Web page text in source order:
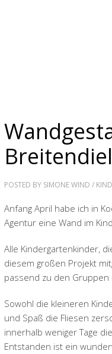
Breitendiel
POSTED BY SIMONE WIND /
Anfang April habe ich in
Agentur eine Wand im
Alle Kindergartenkinder,
diesem großen Projekt
passend zu den Gruppen
Sowohl die kleineren
und Spaß die Fliesen
innerhalb weniger Tage
Entstanden ist ein